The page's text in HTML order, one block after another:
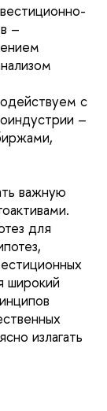
–
с
–
важную
для
широкий
излагать